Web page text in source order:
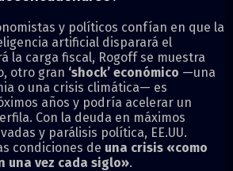
y políticos confían en que la
artificial disparará el
la carga fiscal, Rogoff se muestra
otro gran ‘shock’ económico —una
o una crisis climática— es
años y podría acelerar un
Con la deuda en máximos
y parálisis política, EE.UU.
condiciones de una crisis «como
una vez cada siglo».